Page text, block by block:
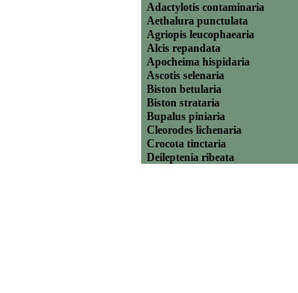
Adactylotis contaminaria
Aethalura punctulata
Agriopis leucophaearia
Alcis repandata
Apocheima hispidaria
Ascotis selenaria
Biston betularia
Biston strataria
Bupalus piniaria
Cleorodes lichenaria
Crocota tinctaria
Deileptenia ribeata